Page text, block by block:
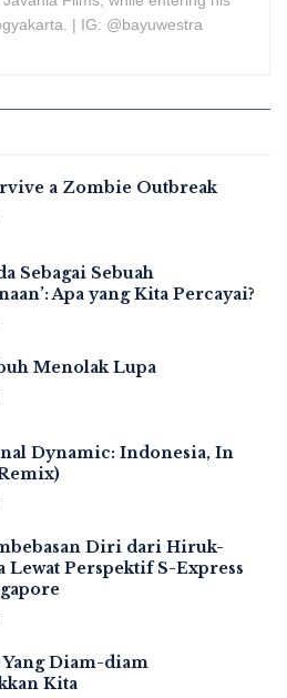
| IG: @bayuwestra
a Zombie Outbreak
Sebagai Sebuah
Apa yang Kita Percayai?
Menolak Lupa
Dynamic: Indonesia, In
Diri dari Hiruk-
Lewat Perspektif S-Express
Yang Diam-diam
Kita